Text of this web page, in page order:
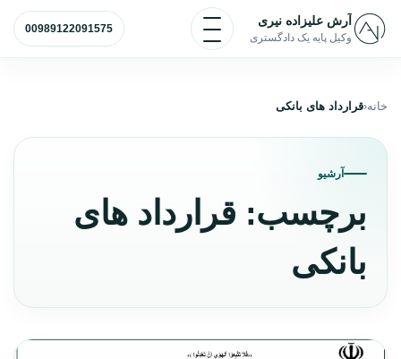
پرش به محتوا
آرش علیزاده نیری
وکیل پایه یک دادگستری
باز و بسته کردن منو 00989122091575
خانه قرارداد های بانکی
آرشیو
برچسب: قرارداد های
بانکی